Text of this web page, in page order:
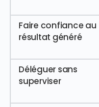
Faire confiance au
résultat généré
Déléguer sans
superviser